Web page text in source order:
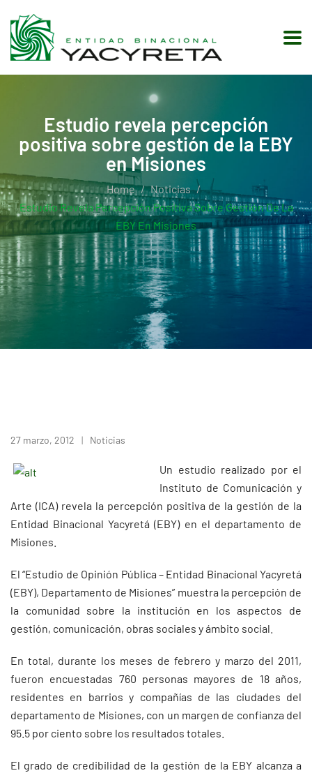
Estudio revela percepción
positiva sobre gestión de la EBY
en Misiones
Home
Noticias
Estudio Revela Percepción Positiva Sobre Gestión De La
EBY En Misiones
27 marzo, 2012 Noticias
Un estudio realizado por el
Instituto de Comunicación y
Arte (ICA) revela la percepción positiva de la gestión de la
Entidad Binacional Yacyretá (EBY) en el departamento de
Misiones.
El “Estudio de Opinión Pública – Entidad Binacional Yacyretá
(EBY), Departamento de Misiones” muestra la percepción de
la comunidad sobre la institución en los aspectos de
gestión, comunicación, obras sociales y ámbito social.
En total, durante los meses de febrero y marzo del 2011,
fueron encuestadas 760 personas mayores de 18 años,
residentes en barrios y compañías de las ciudades del
departamento de Misiones, con un margen de confianza del
95.5 por ciento sobre los resultados totales.
El grado de credibilidad de la gestión de la EBY alcanza a